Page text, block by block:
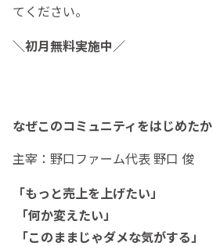
てください。
＼初月無料実施中／
なぜこのコミュニティをはじめたか
主宰：野口ファーム代表 野口 俊
「もっと売上を上げたい」
「何か変えたい」
「このままじゃダメな気がする」